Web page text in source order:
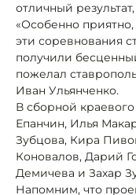
отличный
«Особенно
эти соревнования
получили
пожелал
Иван Ульянченко.
В сборной
Епанчин, Илья
Зубцова, Кира
Коновалов, Дарий
Демичева и Захар
Напомним, что